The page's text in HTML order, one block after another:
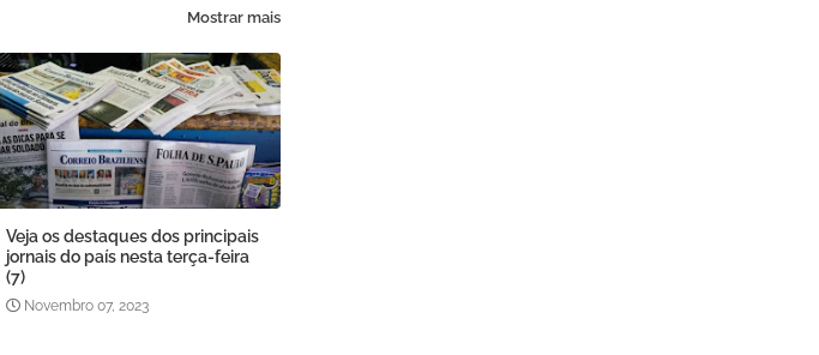
Mostrar mais
Veja os destaques dos principais
jornais do país nesta terça-feira
(7)
Novembro 07, 2023